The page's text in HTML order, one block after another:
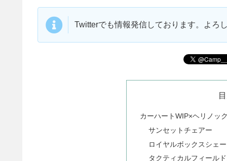
Twitterでも情報発信しております。よろ
カーハートWIP×ヘリノッ
サンセットチェアー
ロイヤルボックスシェ
タクティカルフィール